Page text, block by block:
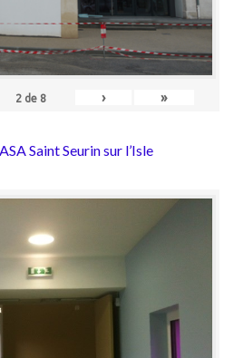
2 de 8 › »
Saint Seurin sur l’Isle